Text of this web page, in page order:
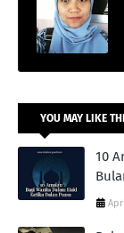
YOU MAY LIKE
10